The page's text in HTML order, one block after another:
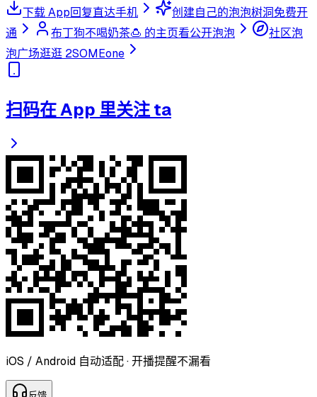
下载 App回复直达手机 创建自己的泡泡树洞免费开
通
布丁狗不喝奶茶🍮 的主页看公开泡泡
社区泡
泡广场逛逛 2SOMEone
扫码在 App 里关注 ta
iOS / Android 自动适配 · 开播提醒不漏看